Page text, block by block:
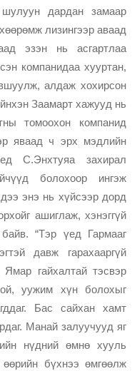
дардан замаар
лизингээр аваад
эзэн нь асгартлаа
компанидаа хууртан,
алдаж хохирсон
Заамарт хажууд нь
томоохон компанид
яваад ч эрх мэдлийн
С.Энхтуяа захирал
болохоор ингэж
энэ нь хүйсээр дорд
ашиглаж, хэнэггүй
“Тэр үед Гармааг
давж гарахааргүй
гайхалтай тэсвэр
уужим хүн болохыг
Бас сайхан хамт
Манай залуучууд яг
нүдний өмнө хууль
бүхнээ өмгөөлж